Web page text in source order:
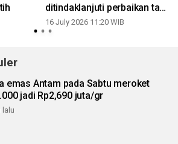
ditindaklanjuti perbaikan tata
Kelola
16 July 2026 11:20 WIB
emas Antam pada Sabtu meroket
jadi Rp2,690 juta/gr
lalu